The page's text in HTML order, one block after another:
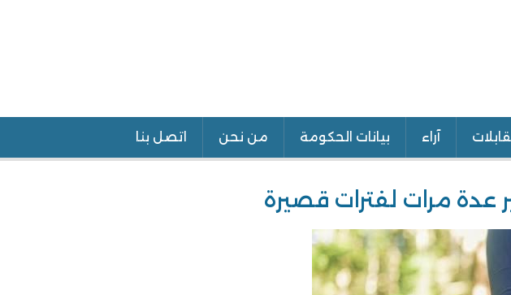
آراء بيانات الحكومة من نحن اتصل بنا
عدة مرات لفترات قصيرة